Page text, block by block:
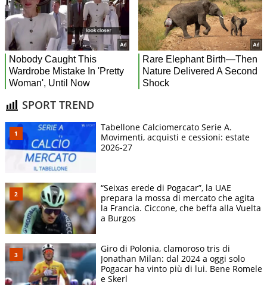
SPORT TREND
Tabellone Calciomercato Serie A.
Movimenti, acquisti e cessioni: estate
2026-27
“Seixas erede di Pogacar”, la UAE
prepara la mossa di mercato che agita
la Francia. Ciccone, che beffa alla Vuelta
a Burgos
Giro di Polonia, clamoroso tris di
Jonathan Milan: dal 2024 a oggi solo
Pogacar ha vinto più di lui. Bene Romele
e Skerl